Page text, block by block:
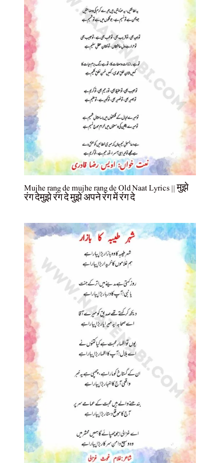
Mujhe rang de mujhe rang de Old Naat Lyrics || मुझे
रंग देमुझे रंग दे मुझे अपने रंग में रंग दे